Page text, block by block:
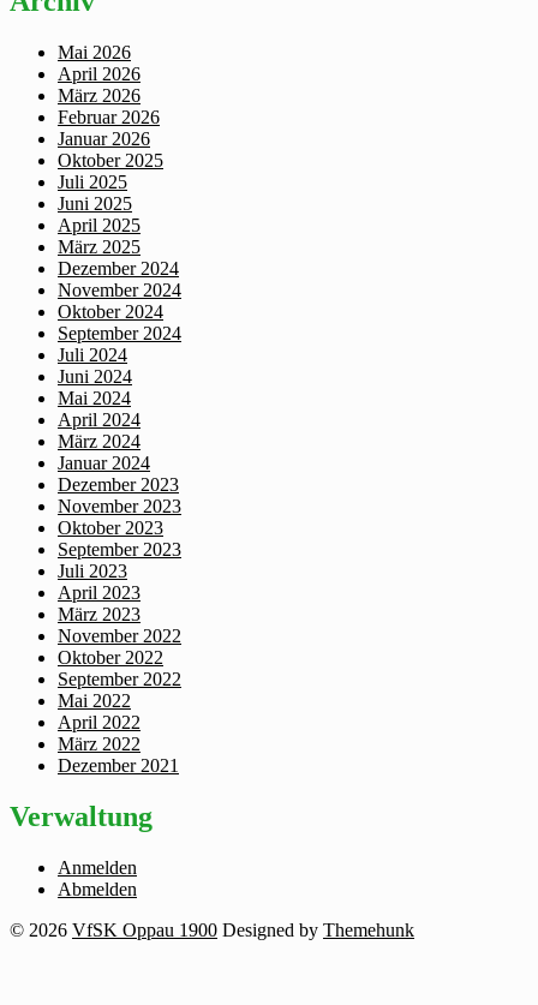
Mai 2026
April 2026
März 2026
Februar 2026
Januar 2026
Oktober 2025
Juli 2025
Juni 2025
April 2025
März 2025
Dezember 2024
November 2024
Oktober 2024
September 2024
Juli 2024
Juni 2024
Mai 2024
April 2024
März 2024
Januar 2024
Dezember 2023
November 2023
Oktober 2023
September 2023
Juli 2023
April 2023
März 2023
November 2022
Oktober 2022
September 2022
Mai 2022
April 2022
März 2022
Dezember 2021
Verwaltung
Anmelden
Abmelden
© 2026 VfSK Oppau 1900 Designed by Themehunk